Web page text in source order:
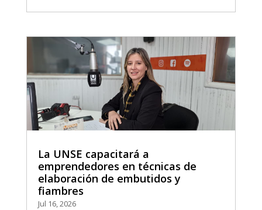
La UNSE capacitará a
emprendedores en técnicas de
elaboración de embutidos y
fiambres
Jul 16, 2026